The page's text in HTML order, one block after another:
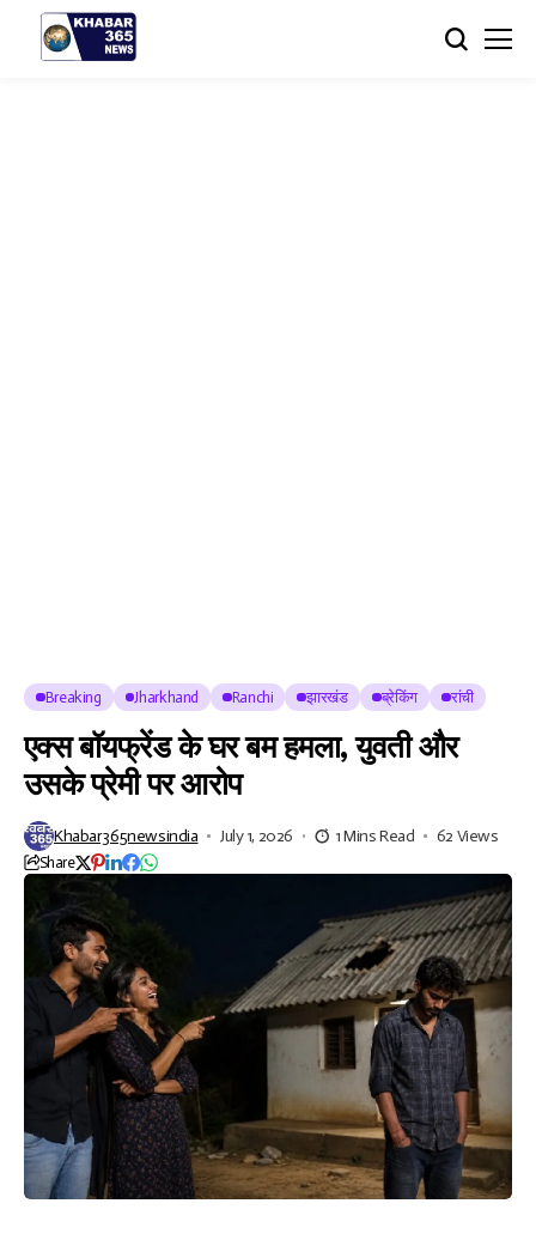
Breaking Jharkhand Ranchi झारखंड ब्रेकिंग रांची
एक्स बॉयफ्रेंड के घर बम हमला, युवती और
उसके प्रेमी पर आरोप
Khabar365newsindia July 1, 2026 1 Mins Read 62 Views
Share